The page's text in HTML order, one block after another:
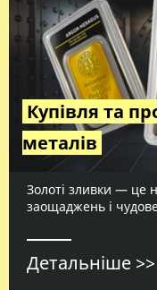
Купівля та
металів
Золоті зливки — це
заощаджень і
Детальніше >>